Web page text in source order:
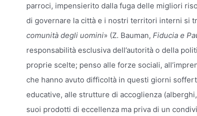
parroci, impensierito dalla fuga delle migliori
di governare la città e i nostri territori interni si
comunità degli uomini» (Z. Bauman, Fiducia e
responsabilità esclusiva dell’autorità o della
proprie scelte; penso alle forze sociali,
che hanno avuto difficoltà in questi giorni
educative, alle strutture di accoglienza
suoi prodotti di eccellenza ma priva di un